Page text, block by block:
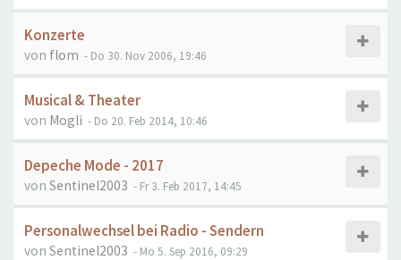
Konzerte
von flom - Do 30. Nov 2006, 19:46
Musical & Theater
von Mogli - Do 20. Feb 2014, 10:46
Depeche Mode - 2017
von Sentinel2003 - Fr 3. Feb 2017, 14:45
Personalwechsel bei Radio - Sendern
von Sentinel2003 - Mo 5. Sep 2016, 09:29